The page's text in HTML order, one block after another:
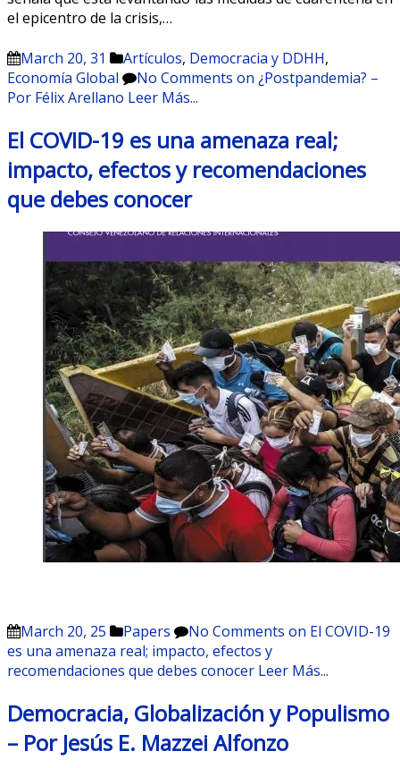
el epicentro de la crisis,…
March 20, 31 Artículos, Democracia y DDHH,
Economía Global
No Comments on ¿Postpandemia? –
Por Félix Arellano Leer Más...
El COVID-19 es una amenaza real;
impacto, efectos y recomendaciones
que debes conocer
March 20, 25 Papers No Comments on El COVID-19
es una amenaza real; impacto, efectos y
recomendaciones que debes conocer Leer Más...
Democracia, Globalización y Populismo
– Por Jesús E. Mazzei Alfonzo